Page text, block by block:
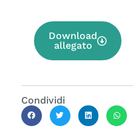
Download
allegato
Condividi